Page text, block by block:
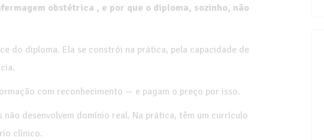
obstétrica , e por que o diploma, sozinho, não
do diploma. Ela se constrói na prática, pela capacidade de
com reconhecimento — e pagam o preço por isso.
desenvolvem domínio real. Na prática, têm um currículo
clínico.